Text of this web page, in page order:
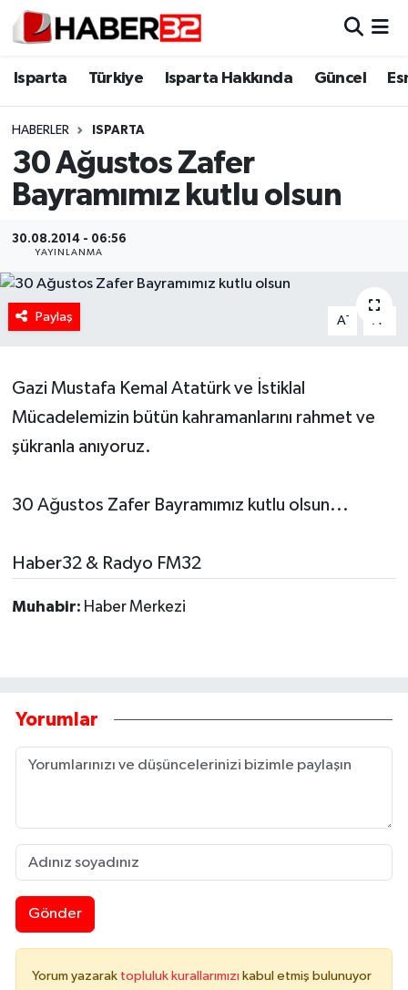
Isparta Türkiye Isparta Hakkında Güncel
HABERLER ISPARTA
30 Ağustos Zafer
Bayramımız kutlu olsun
30.08.2014 - 06:56
YAYINLANMA
Paylaş A- A
Gazi Mustafa Kemal Atatürk ve İstiklal
Mücadelemizin bütün kahramanlarını rahmet ve
şükranla anıyoruz.
30 Ağustos Zafer Bayramımız kutlu olsun...
Haber32 & Radyo FM32
Muhabir: Haber Merkezi
Yorumlar
Gönder
Yorum yazarak topluluk kurallarımızı kabul etmiş bulunuyor
Isparta
Esnaf Diyor ki;
ASAYİŞ
BİLİM VE TEKNOLOJİ
EĞİTİM
Güncel
HABERDE İNSAN
MAGAZİN
RESMİ İLANLAR
SAĞLIK
Tarihi Yapılarımız
Teknoloji
Türkiye
Isparta Nöbetçi Eczaneler
Isparta Trafik Yoğunluk Haritası
Süper Lig Puan Durumu ve Fikstür
Tüm Manşetler
Son Dakika Haberleri